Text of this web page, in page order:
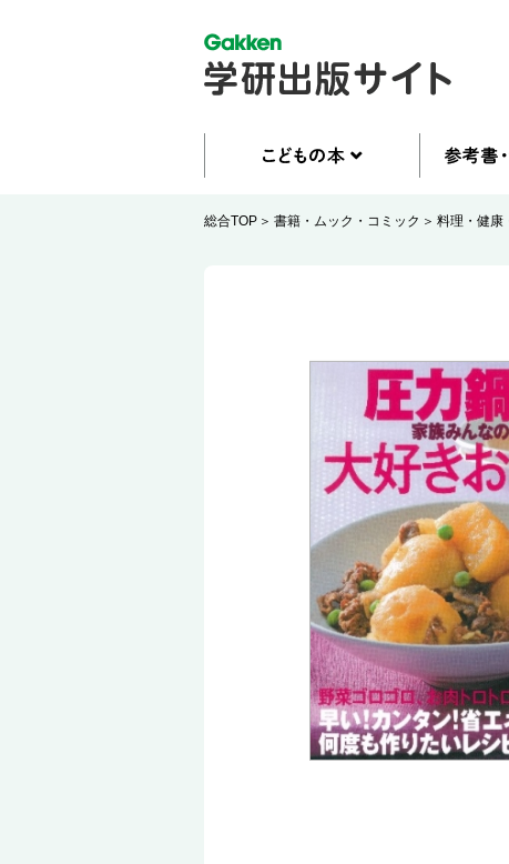
総合TOP 書籍・ムック・コミック 料理・健康